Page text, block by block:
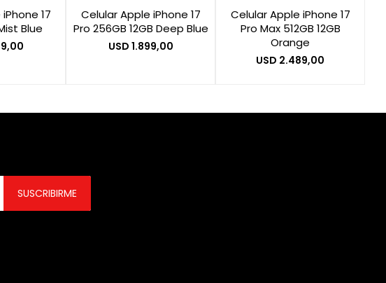
17
Blue
Celular Apple iPhone 17
Pro 256GB 12GB Deep Blue
USD 1.899,00
Celular Apple iPhone 17
Pro Max 512GB 12GB
Orange
USD 2.489,00
SUSCRIBIRME